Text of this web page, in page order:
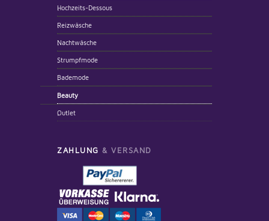
Hochzeits-Dessous
Reizwäsche
Nachtwäsche
Strumpfmode
Bademode
Beauty
Outlet
ZAHLUNG & VERSAND